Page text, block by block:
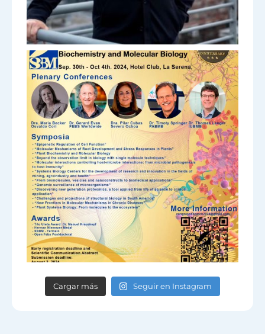
Cargar más Seguir en Instagram